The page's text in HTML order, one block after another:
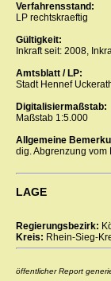
Verfahrensstand:
LP rechtskraeftig
Gültigkeit:
Inkraft seit: 2008,
Amtsblatt / LP:
Stadt Hennef
Digitalisiermaßstab:
Maßstab 1:5.000
Allgemeine
dig. Abgrenzung vom
LAGE
Regierungsbezirk:
Kreis: Rhein-Sieg-
öffentlicher Report